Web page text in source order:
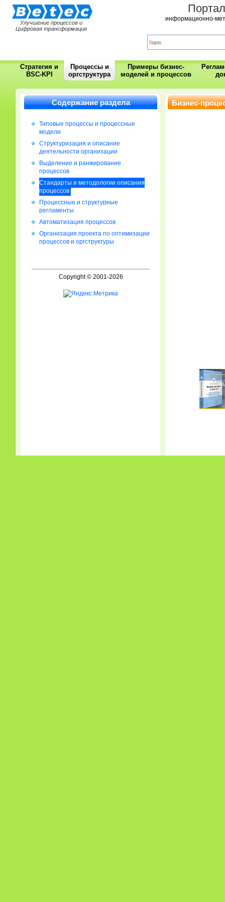
Улучшение процессов и
Цифровая трансформация
информационно-
Стратегия и
BSC-KPI
Процессы и
оргструктура
Примеры бизнес-
моделей и процессов
Содержание раздела
Типовые процессы и процессные
модели
Cтруктуризация и описание
деятельности организации
Выделение и ранжирование
процессов
Стандарты и методологии описания
процессов
Процессные и структурные
регламенты
Автоматизация процессов
Организация проекта по оптимизации
процессов и оргструктуры
Copyright © 2001-2026
Бизнес-
процессов